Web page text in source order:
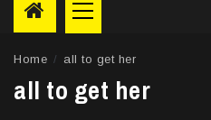
Primary
Menu
Home all to get her
all to get her